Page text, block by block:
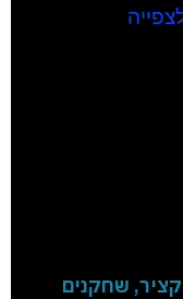
שחקנים